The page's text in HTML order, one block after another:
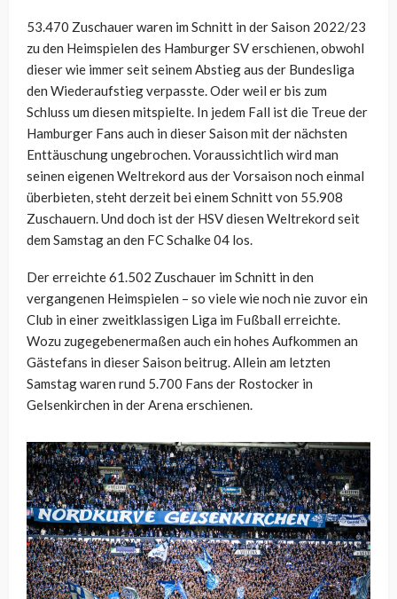
53.470 Zuschauer waren im Schnitt in der Saison 2022/23
zu den Heimspielen des Hamburger SV erschienen, obwohl
dieser wie immer seit seinem Abstieg aus der Bundesliga
den Wiederaufstieg verpasste. Oder weil er bis zum
Schluss um diesen mitspielte. In jedem Fall ist die Treue der
Hamburger Fans auch in dieser Saison mit der nächsten
Enttäuschung ungebrochen. Voraussichtlich wird man
seinen eigenen Weltrekord aus der Vorsaison noch einmal
überbieten, steht derzeit bei einem Schnitt von 55.908
Zuschauern. Und doch ist der HSV diesen Weltrekord seit
dem Samstag an den FC Schalke 04 los.
Der erreichte 61.502 Zuschauer im Schnitt in den
vergangenen Heimspielen – so viele wie noch nie zuvor ein
Club in einer zweitklassigen Liga im Fußball erreichte.
Wozu zugegebenermaßen auch ein hohes Aufkommen an
Gästefans in dieser Saison beitrug. Allein am letzten
Samstag waren rund 5.700 Fans der Rostocker in
Gelsenkirchen in der Arena erschienen.